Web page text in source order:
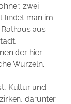
zwei
findet man im
aus
der hier
Wurzeln.
Kultur und
darunter